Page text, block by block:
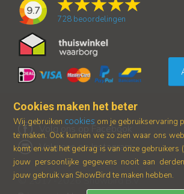
9.7
728 beoordelingen
© 2017-2026 Showbird B.V.
Volg ons op Facebook
Volg ons op Instagram
Cookies maken het beter
Wij gebruiken cookies om je gebruikservaring
te maken. Ook kunnen we zo zien waar ons
komt en wat het gedrag is van onze gebruikers
jouw persoonlijke gegevens nooit aan
jouw gebruik van ShowBird te maken hebben.